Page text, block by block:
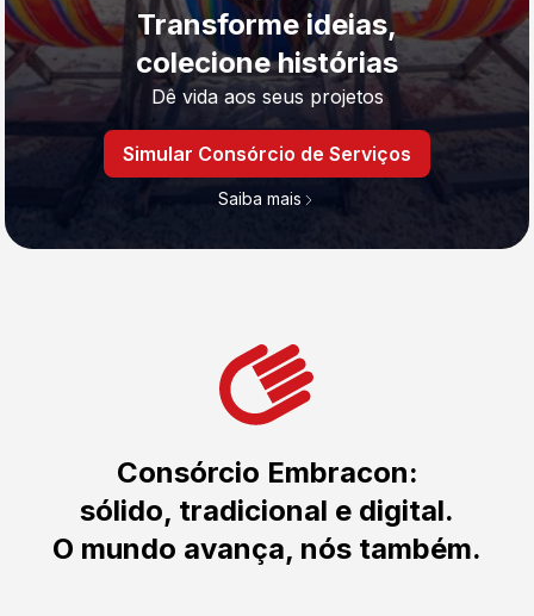
Transforme ideias,
colecione histórias
Dê vida aos seus projetos
Simular Consórcio de Serviços
Saiba mais
Consórcio Embracon:
sólido, tradicional e digital.
O mundo avança, nós também.